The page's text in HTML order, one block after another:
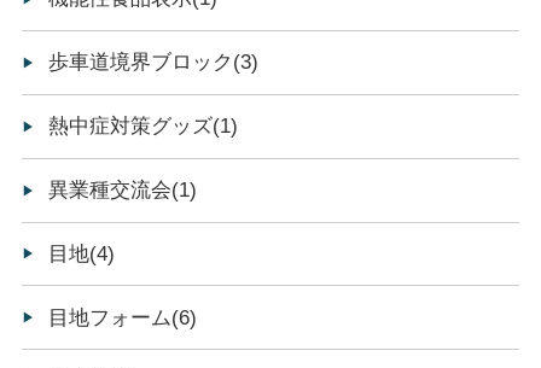
歩車道境界ブロック(3)
熱中症対策グッズ(1)
異業種交流会(1)
目地(4)
目地フォーム(6)